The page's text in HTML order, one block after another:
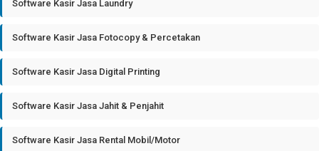
Software Kasir Jasa Laundry
Software Kasir Jasa Fotocopy & Percetakan
Software Kasir Jasa Digital Printing
Software Kasir Jasa Jahit & Penjahit
Software Kasir Jasa Rental Mobil/Motor